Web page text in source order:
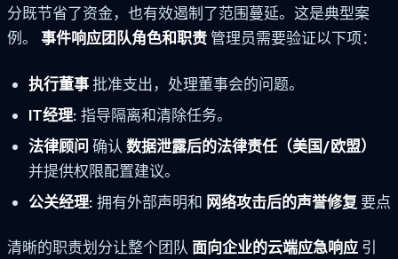
分既节省了资金，也有效遏制了范围蔓延。这是典型案
例。 事件响应团队角色和职责 管理员需要验证以下项：
执行董事批准支出，处理董事会的问题。
IT经理: 指导隔离和清除任务。
法律顾问 确认 数据泄露后的法律责任（美国/欧盟）
并提供权限配置建议。
公关经理: 拥有外部声明和 网络攻击后的声誉修复 要点
清晰的职责划分让整个团队 面向企业的云端应急响应 引